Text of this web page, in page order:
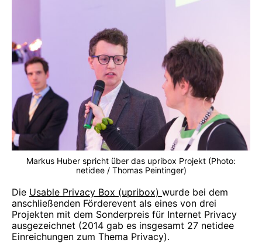
Markus Huber spricht über das upribox Projekt (Photo:
netidee / Thomas Peintinger)
Die Usable Privacy Box (upribox) wurde bei dem
anschließenden Förderevent als eines von drei
Projekten mit dem Sonderpreis für Internet Privacy
ausgezeichnet (2014 gab es insgesamt 27 netidee
Einreichungen zum Thema Privacy).